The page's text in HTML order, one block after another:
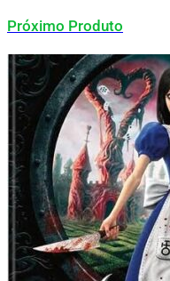
Próximo Produto